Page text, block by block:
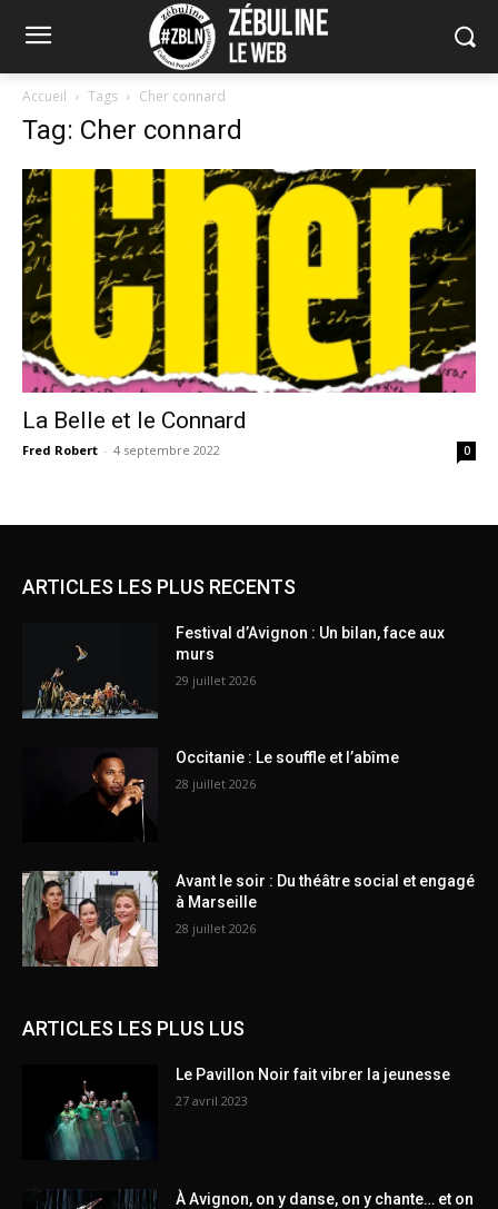
Accueil Tags Cher connard
Tag: Cher connard
La Belle et le Connard
Fred Robert - 4 septembre 2022 0
ARTICLES LES PLUS RECENTS
Festival d’Avignon : Un bilan, face aux
murs
29 juillet 2026
Occitanie : Le souffle et l’abîme
28 juillet 2026
Avant le soir : Du théâtre social et engagé
à Marseille
28 juillet 2026
ARTICLES LES PLUS LUS
Le Pavillon Noir fait vibrer la jeunesse
27 avril 2023
À Avignon, on y danse, on y chante… et on